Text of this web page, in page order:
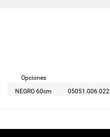
Opciones
NEGRO 60cm
05051.006.022